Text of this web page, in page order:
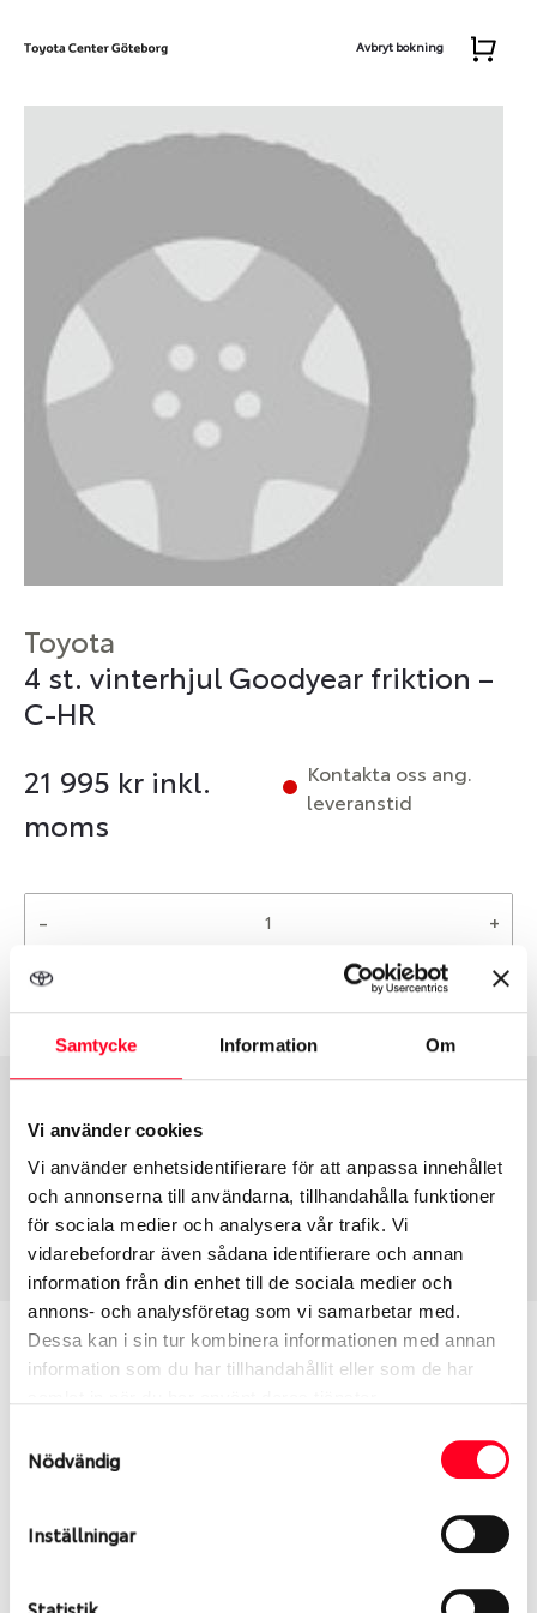
Samtycke Information Om
Vi använder cookies
Vi använder enhetsidentifierare för att anpassa innehållet
och annonserna till användarna, tillhandahålla funktioner
för sociala medier och analysera vår trafik. Vi
vidarebefordrar även sådana identifierare och annan
information från din enhet till de sociala medier och
annons- och analysföretag som vi samarbetar med.
Dessa kan i sin tur kombinera informationen med annan
information som du har tillhandahållit eller som de har
Nödvändig
Inställningar
Avbryt bokning
Toyota
4 st. vinterhjul Goodyear friktion –
C-HR
21 995 kr inkl.
moms
Kontakta oss ang.
leveranstid
- +
Typ
Toyota Original – Däck &
Fälg
Aspect ratio
60
Art nummer
9614
Vill du veta mer om Toyota
original?
Uppdatera text här (Wheel detail page extra info
under Site/Page settings)